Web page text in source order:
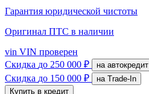
Гарантия юридической чистоты
Оригинал ПТС в наличии
vin VIN проверен
Скидка до 250 000 ₽ на автокредит
Скидка до 150 000 ₽
на Trade-In
Купить в кредит